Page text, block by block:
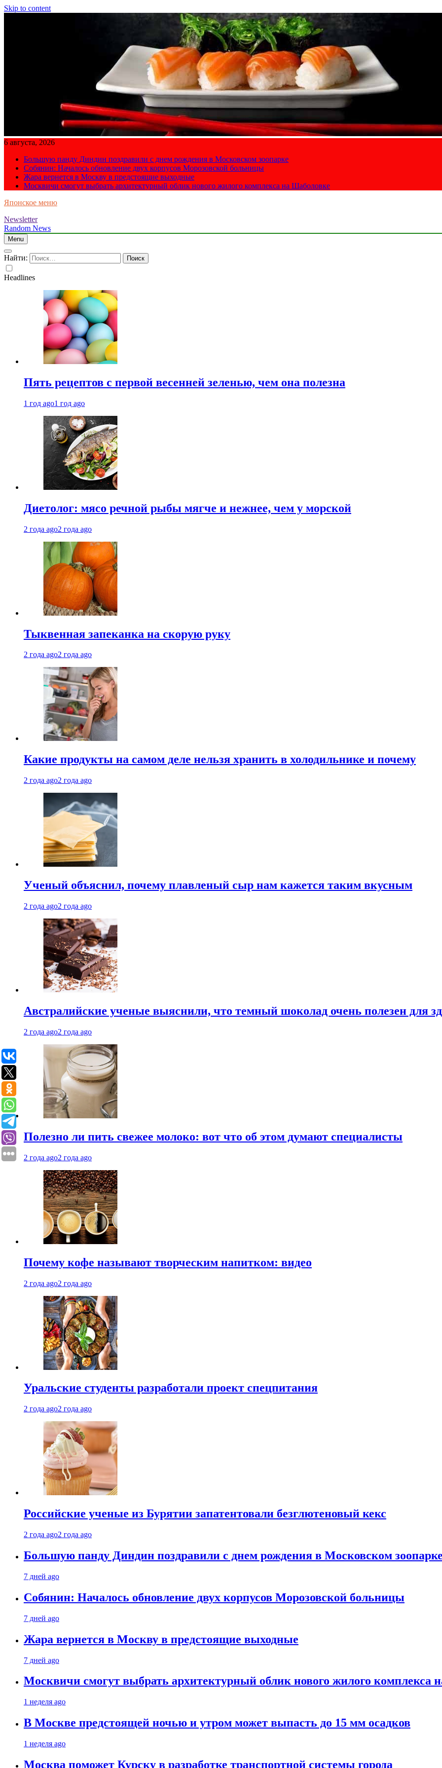
Skip to content
6 августа, 2026
Большую панду Диндин поздравили с днем рождения в Московском зоопарке
Собянин: Началось обновление двух корпусов Морозовской больницы
Жара вернется в Москву в предстоящие выходные
Москвичи смогут выбрать архитектурный облик нового жилого комплекса на Шаболовке
Японское меню
Newsletter
Random News
Menu
Найти:
Headlines
Пять рецептов с первой весенней зеленью, чем она полезна
1 год ago1 год ago
Диетолог: мясо речной рыбы мягче и нежнее, чем у морской
2 года ago2 года ago
Тыквенная запеканка на скорую руку
2 года ago2 года ago
Какие продукты на самом деле нельзя хранить в холодильнике и почему
2 года ago2 года ago
Ученый объяснил, почему плавленый сыр нам кажется таким вкусным
2 года ago2 года ago
Австралийские ученые выяснили, что темный шоколад очень полезен для
2 года ago2 года ago
Полезно ли пить свежее молоко: вот что об этом думают специалисты
2 года ago2 года ago
Почему кофе называют творческим напитком: видео
2 года ago2 года ago
Уральские студенты разработали проект спецпитания
2 года ago2 года ago
Российские ученые из Бурятии запатентовали безглютеновый кекс
2 года ago2 года ago
Большую панду Диндин поздравили с днем рождения в Московском зоопарке
7 дней ago
Собянин: Началось обновление двух корпусов Морозовской больницы
7 дней ago
Жара вернется в Москву в предстоящие выходные
7 дней ago
Москвичи смогут выбрать архитектурный облик нового жилого комплекса
1 неделя ago
В Москве предстоящей ночью и утром может выпасть до 15 мм осадков
1 неделя ago
Москва поможет Курску в разработке транспортной системы города